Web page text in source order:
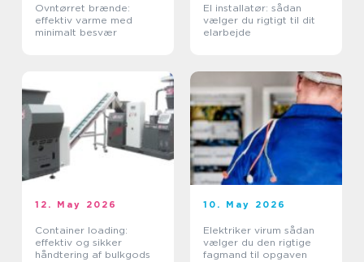
Ovntørret brænde:
effektiv varme med
minimalt besvær
El installatør: sådan
vælger du rigtigt til dit
elarbejde
12. May 2026
Container loading:
effektiv og sikker
håndtering af bulkgods
10. May 2026
Elektriker virum sådan
vælger du den rigtige
fagmand til opgaven